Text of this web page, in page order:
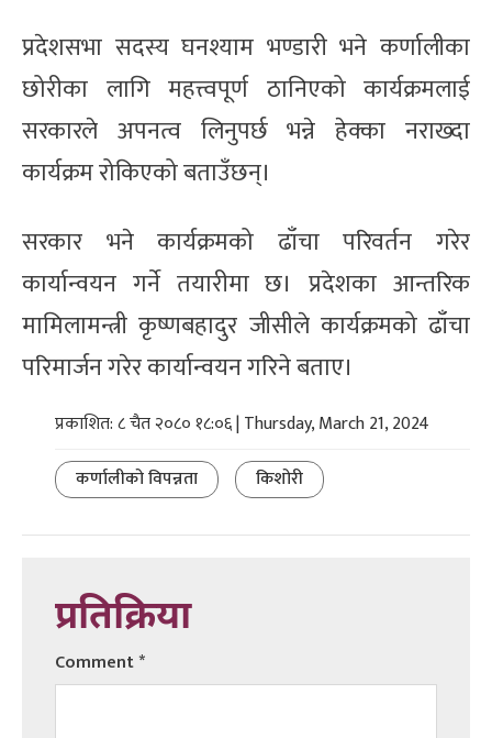
प्रदेशसभा सदस्य घनश्याम भण्डारी भने कर्णालीका
छोरीका लागि महत्त्वपूर्ण ठानिएको कार्यक्रमलाई
सरकारले अपनत्व लिनुपर्छ भन्ने हेक्का नराख्दा
कार्यक्रम रोकिएको बताउँछन्।
सरकार भने कार्यक्रमको ढाँचा परिवर्तन गरेर
कार्यान्वयन गर्ने तयारीमा छ। प्रदेशका आन्तरिक
मामिलामन्त्री कृष्णबहादुर जीसीले कार्यक्रमको ढाँचा
परिमार्जन गरेर कार्यान्वयन गरिने बताए।
प्रकाशित: ८ चैत २०८० १८:०६ | Thursday, March 21, 2024
कर्णालीको विपन्नता
किशोरी
प्रतिक्रिया
Comment*